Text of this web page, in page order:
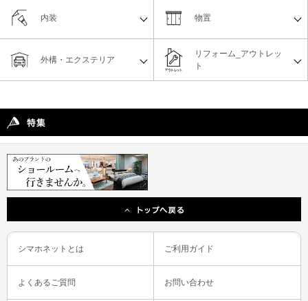
リフォーム_アウトレッ
ト
物置
外構・エクステリア
内装
シマホネットとは ご利用ガイド
よくあるご質問 お問い合わせ